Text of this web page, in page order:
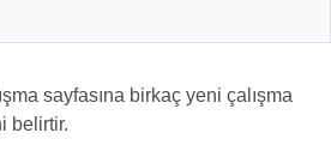
sayfasına birkaç yeni çalışma
belirtir.